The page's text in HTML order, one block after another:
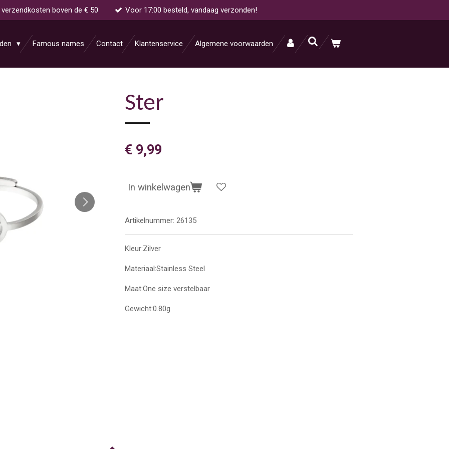
boven de € 50 Voor 17:00 besteld, vandaag verzonden!
Famous names Contact Klantenservice Algemene voorwaarden
Ster
€ 9,99
In winkelwagen
Artikelnummer: 26135
Kleur:Zilver
Materiaal:Stainless Steel
Maat:One size verstelbaar
Gewicht:0.80g